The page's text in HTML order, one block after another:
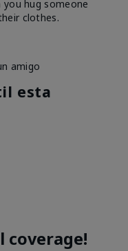
you hug someone
clothes.
amigo
esta